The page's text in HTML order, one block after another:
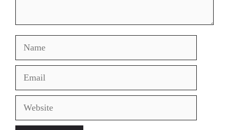
Name
Email
Website